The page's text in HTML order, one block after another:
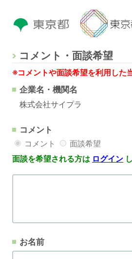
コメント・面談希望
※コメントや面談希望を利用した
企業名・機関名
株式会社サイプラ
コメント
コメント
面談希望
面談を希望される方は ログイン
お名前